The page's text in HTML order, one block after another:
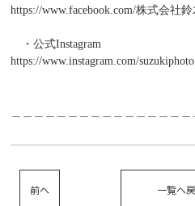
https://www.facebook.com/株式会社
・公式Instagram
https://www.instagram.com/
前へ 一覧へ